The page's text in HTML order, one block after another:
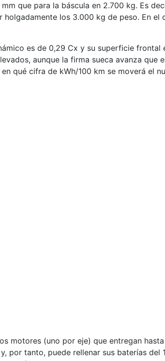
que para la báscula en 2.700 kg. Es
los 3.000 kg de peso. En el
es de 0,29 Cx y su superficie frontal
aunque la firma sueca avanza que
qué cifra de kWh/100 km se moverá el
motores (uno por eje) que entregan
por tanto, puede rellenar sus baterías del